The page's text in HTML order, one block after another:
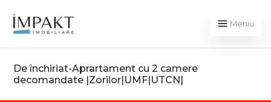
Meniu
De închiriat-Aprartament cu 2 camere
decomandate |Zorilor|UMF|UTCN|